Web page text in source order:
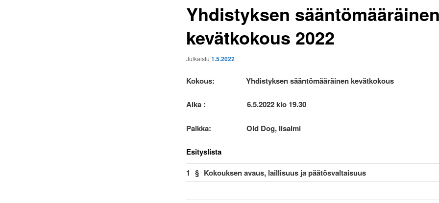
Yhdistyksen
kevätkokous 2022
Julkaistu 1.5.2022
Kokous: Yhdistyksen sääntömääräinen kevätkokous
Aika : 6.5.2022 klo 19.30
Paikka: Old Dog, Iisalmi
Esityslista
1 § Kokouksen avaus, laillisuus ja päätösvaltaisuus